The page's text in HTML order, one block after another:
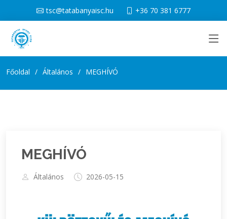
tsc@tatabanyaisc.hu +36 70 381 6777
Főoldal Általános MEGHÍVÓ
MEGHÍVÓ
Általános 2026-05-15